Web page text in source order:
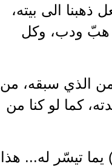
ذهبنا الى بيته،
هبّ ودب، وكل
الذي سبقه، من
كما لو كنا من
تيسّر له... هذا